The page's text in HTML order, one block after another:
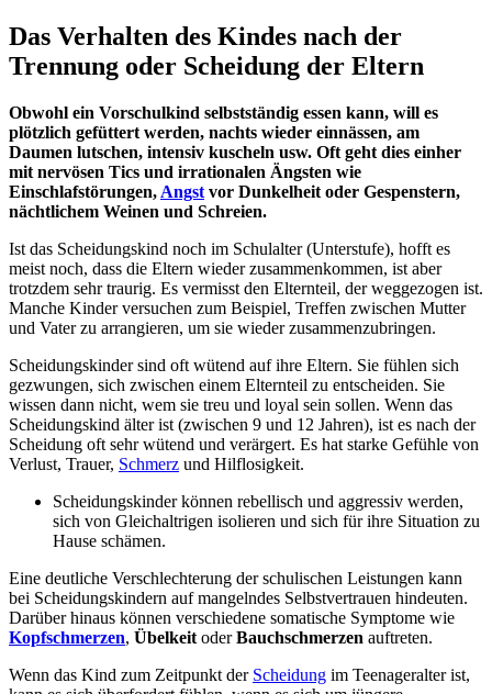
Das Verhalten des Kindes nach der
Trennung oder Scheidung der Eltern
Obwohl ein Vorschulkind selbstständig essen kann, will es
plötzlich gefüttert werden, nachts wieder einnässen, am
Daumen lutschen, intensiv kuscheln usw. Oft geht dies einher
mit nervösen Tics und irrationalen Ängsten wie
Einschlafstörungen, Angst vor Dunkelheit oder Gespenstern,
nächtlichem Weinen und Schreien.
Ist das Scheidungskind noch im Schulalter (Unterstufe), hofft es
meist noch, dass die Eltern wieder zusammenkommen, ist aber
trotzdem sehr traurig. Es vermisst den Elternteil, der weggezogen ist.
Manche Kinder versuchen zum Beispiel, Treffen zwischen Mutter
und Vater zu arrangieren, um sie wieder zusammenzubringen.
Scheidungskinder sind oft wütend auf ihre Eltern. Sie fühlen sich
gezwungen, sich zwischen einem Elternteil zu entscheiden. Sie
wissen dann nicht, wem sie treu und loyal sein sollen. Wenn das
Scheidungskind älter ist (zwischen 9 und 12 Jahren), ist es nach der
Scheidung oft sehr wütend und verärgert. Es hat starke Gefühle von
Verlust, Trauer, Schmerz und Hilflosigkeit.
Scheidungskinder können rebellisch und aggressiv werden,
sich von Gleichaltrigen isolieren und sich für ihre Situation zu
Hause schämen.
Eine deutliche Verschlechterung der schulischen Leistungen kann
bei Scheidungskindern auf mangelndes Selbstvertrauen hindeuten.
Darüber hinaus können verschiedene somatische Symptome wie
Kopfschmerzen, Übelkeit oderBauchschmerzen auftreten.
Wenn das Kind zum Zeitpunkt der Scheidung im Teenageralter ist,